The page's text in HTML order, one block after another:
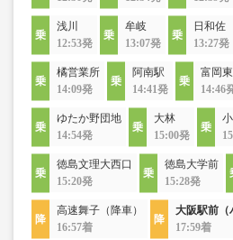
浅川
12:53発
牟岐
13:07発
日和佐
13:27発
橘営業所
14:09発
阿南駅
14:41発
富岡東
14:46
ゆたか野団地
14:54発
大林
15:00発
徳島文理大西口
15:20発
徳島大学前
15:28発
高速舞子（降車）
16:57着
大阪駅前（
17:59着